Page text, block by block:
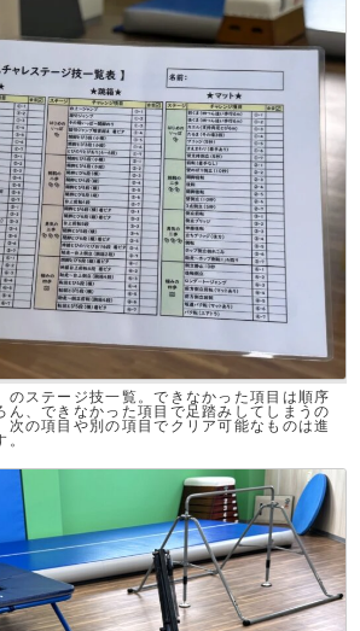
のステージ技一覧。できなかった項目は順序
ん、できなかった項目で足踏みしてしまうの
次の項目や別の項目でクリア可能なものは進
。